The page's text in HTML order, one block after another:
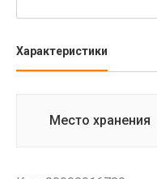
Характеристики
Место хранения